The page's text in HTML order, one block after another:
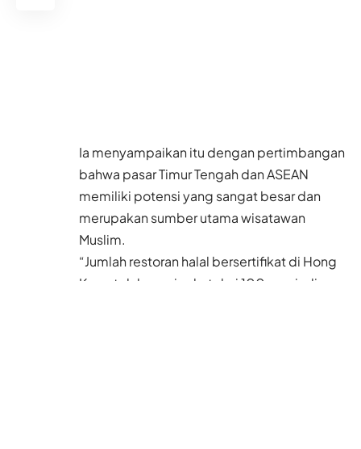
Ia menyampaikan itu dengan pertimbangan
bahwa pasar Timur Tengah dan ASEAN
memiliki potensi yang sangat besar dan
merupakan sumber utama wisatawan
Muslim.
“Jumlah restoran halal bersertifikat di Hong
Kong telah meningkat dari 100 menjadi